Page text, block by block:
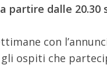
partire dalle 20.30
con
ospiti che